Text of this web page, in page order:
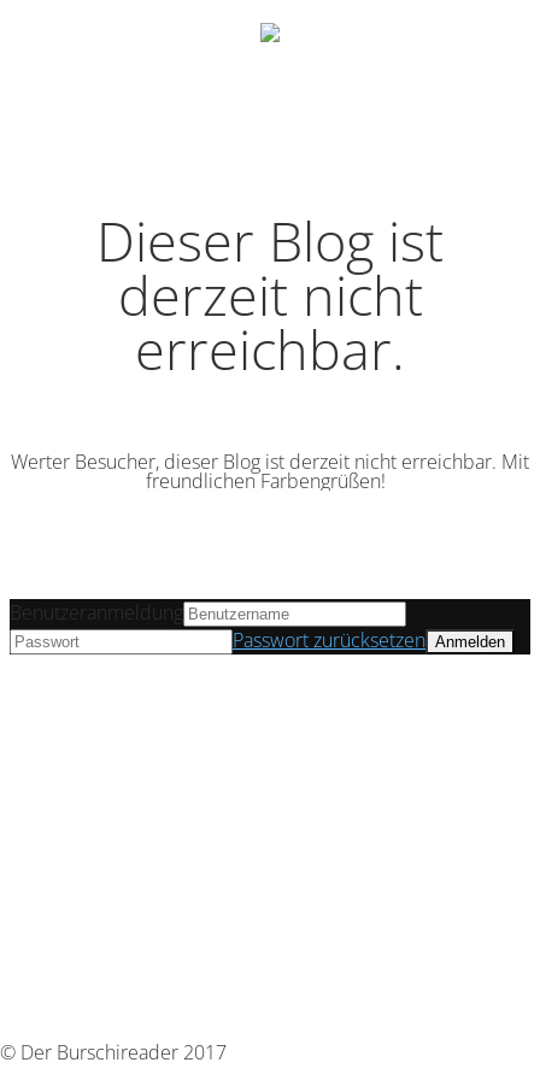
Dieser Blog ist
derzeit nicht
erreichbar.
Werter Besucher, dieser Blog ist derzeit nicht erreichbar. Mit
freundlichen Farbengrüßen!
© Der Burschireader 2017
Benutzeranmeldung
Passwort zurücksetzen